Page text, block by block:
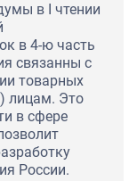
в I чтении
в 4-ю часть
связанны с
товарных
лицам. Это
в сфере
России.